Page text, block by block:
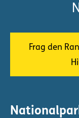
Frag den